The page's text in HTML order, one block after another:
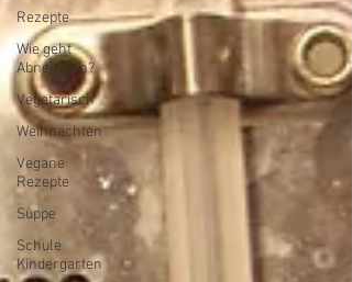
Rezepte
Wie geht
Abnehmen?
Vegetarisch
Weihnachten
Vegane
Rezepte
Suppe
Schule
Kindergarten